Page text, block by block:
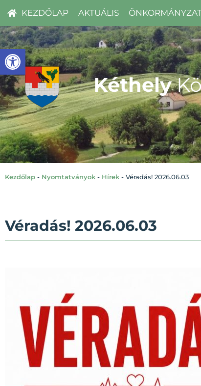
Eszköztár megnyitása
KEZDŐLAP AKTUÁLIS
Kéthely
Kezdőlap - Nyomtatványok - Hírek - Véradás! 2026.06.03
Véradás! 2026.06.03